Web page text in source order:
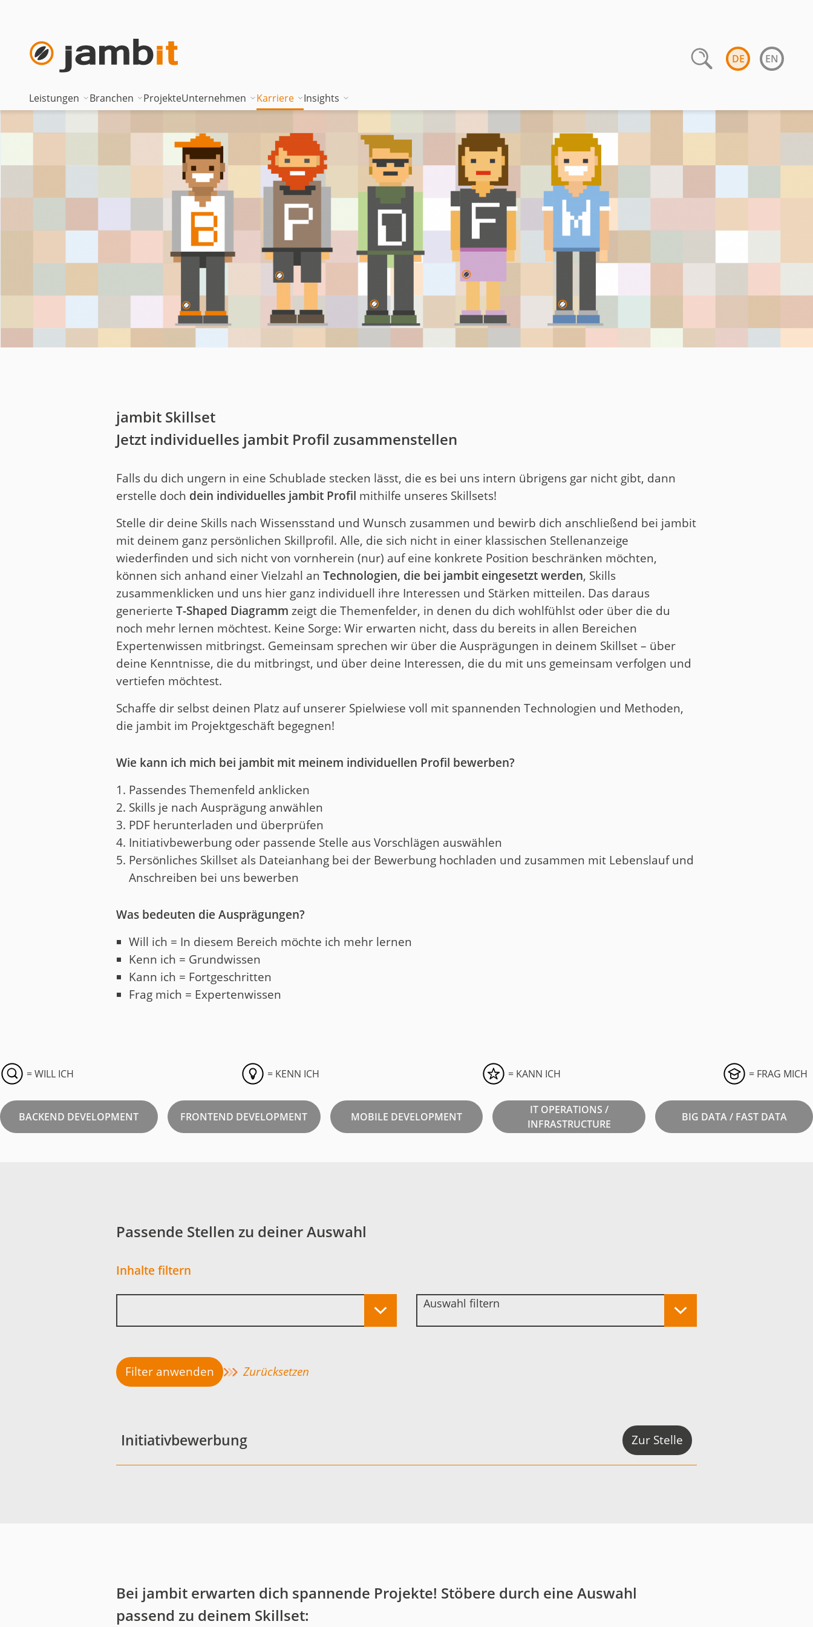
DE EN
Leistungen
AI Transformation Consulting
Digital Platforms & Cloud
Security & Compliance
Technisches Portfolio
Branchen
Automotive
Banken & Versicherungen
Gesundheitswesen
Industrie
Logistik
Medien
ProjekteUnternehmen
Where innovation works
Geschäftsführung
Führungsteam
Standorte
Nearshoring Armenien
Unternehmensgrundsätze
Code of Conduct
Unternehmenshistorie
Karriere
Unsere Wissenskultur
jambitee sein
jambitee werden
Jobs bei jambit
Insights
Blog
Whitepaper Hub
Events
jambit Skillset
Jetzt individuelles jambit Profil zusammenstellen
Falls du dich ungern in eine Schublade stecken lässt, die es bei uns intern übrigens gar nicht gibt, dann
erstelle doch dein individuelles jambit Profil mithilfe unseres Skillsets!
Stelle dir deine Skills nach Wissensstand und Wunsch zusammen und bewirb dich anschließend bei jambit
mit deinem ganz persönlichen Skillprofil. Alle, die sich nicht in einer klassischen Stellenanzeige
wiederfinden und sich nicht von vornherein (nur) auf eine konkrete Position beschränken möchten,
können sich anhand einer Vielzahl an Technologien, die bei jambit eingesetzt werden, Skills
zusammenklicken und uns hier ganz individuell ihre Interessen und Stärken mitteilen. Das daraus
generierte T-Shaped Diagramm zeigt die Themenfelder, in denen du dich wohlfühlst oder über die du
noch mehr lernen möchtest. Keine Sorge: Wir erwarten nicht, dass du bereits in allen Bereichen
Expertenwissen mitbringst. Gemeinsam sprechen wir über die Ausprägungen in deinem Skillset – über
deine Kenntnisse, die du mitbringst, und über deine Interessen, die du mit uns gemeinsam verfolgen und
vertiefen möchtest.
Schaffe dir selbst deinen Platz auf unserer Spielwiese voll mit spannenden Technologien und Methoden,
die jambit im Projektgeschäft begegnen!
Wie kann ich mich bei jambit mit meinem individuellen Profil bewerben?
Passendes Themenfeld anklicken
Skills je nach Ausprägung anwählen
PDF herunterladen und überprüfen
Initiativbewerbung oder passende Stelle aus Vorschlägen auswählen
Persönliches Skillset als Dateianhang bei der Bewerbung hochladen und zusammen mit Lebenslauf und
Anschreiben bei uns bewerben
Was bedeuten die Ausprägungen?
Will ich = In diesem Bereich möchte ich mehr lernen
Kenn ich = Grundwissen
Kann ich = Fortgeschritten
Frag mich = Expertenwissen
= WILL ICH = KENN ICH = KANN ICH = FRAG MICH
BACKEND DEVELOPMENT FRONTEND DEVELOPMENT MOBILE DEVELOPMENT
IT OPERATIONS /
INFRASTRUCTURE
BIG DATA / FAST DATA
Passende Stellen zu deiner Auswahl
Inhalte filtern
Filter anwenden Zurücksetzen
Initiativbewerbung Zur Stelle
Bei jambit erwarten dich spannende Projekte! Stöbere durch eine Auswahl
passend zu deinem Skillset: